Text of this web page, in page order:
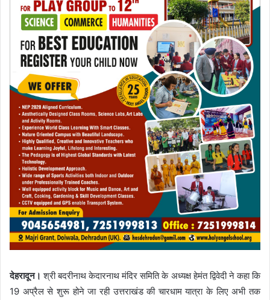
देहरादून। श्री बदरीनाथ केदारनाथ मंदिर समिति के अध्यक्ष हेमंत द्विवेदी ने कहा कि
19 अप्रैल से शुरू होने जा रही उत्तराखंड की चारधाम यात्रा के लिए अभी तक